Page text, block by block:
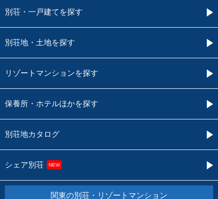
別荘・一戸建てを探す
別荘地・土地を探す
リゾートマンションを探す
保養所・ホテルほかを探す
別荘地カタログ
シェア別荘 NEW
関東の別荘・リゾートマンション